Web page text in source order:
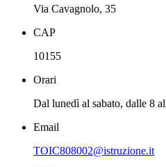
Via Cavagnolo, 35
CAP
10155
Orari
Dal lunedì al sabato, dalle 8
Email
TOIC808002@istruzione.it